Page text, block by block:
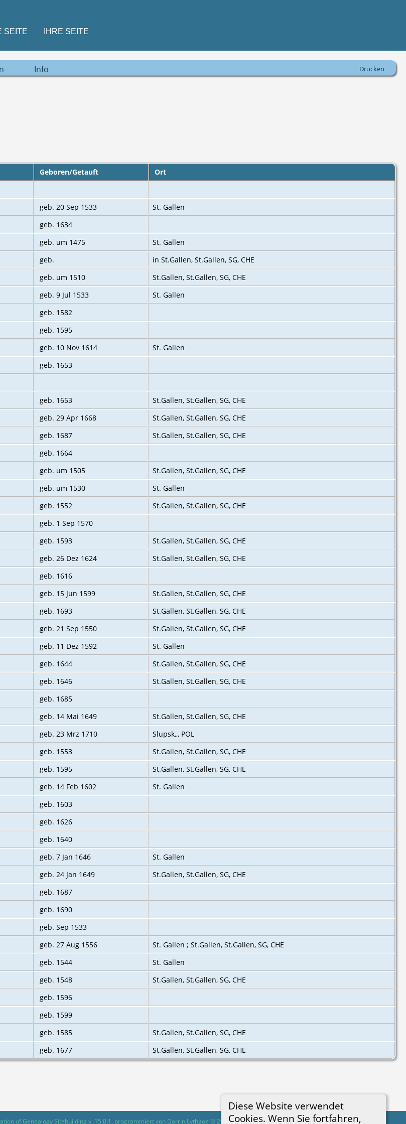
SEITE IHRE SEITE
Info Drucken
Diese Website verwendet
Cookies. Wenn Sie fortfahren,
Geboren/Getauft
Ort
geb. 20 Sep 1533
St. Gallen
geb. 1634
geb. um 1475
St. Gallen
geb.
in St.Gallen, St.Gallen, SG, CHE
geb. um 1510
St.Gallen, St.Gallen, SG, CHE
geb. 9 Jul 1533
St. Gallen
geb. 1582
geb. 1595
geb. 10 Nov 1614
St. Gallen
geb. 1653
geb. 1653
St.Gallen, St.Gallen, SG, CHE
geb. 29 Apr 1668
St.Gallen, St.Gallen, SG, CHE
geb. 1687
St.Gallen, St.Gallen, SG, CHE
geb. 1664
geb. um 1505
St.Gallen, St.Gallen, SG, CHE
geb. um 1530
St. Gallen
geb. 1552
St.Gallen, St.Gallen, SG, CHE‎
geb. 1 Sep 1570
geb. 1593
St.Gallen, St.Gallen, SG, CHE
geb. 26 Dez 1624
St.Gallen, St.Gallen, SG, CHE
geb. 1616
geb. 15 Jun 1599
St.Gallen, St.Gallen, SG, CHE
geb. 1693
St.Gallen, St.Gallen, SG, CHE
geb. 21 Sep 1550
St.Gallen, St.Gallen, SG, CHE
geb. 11 Dez 1592
St. Gallen
geb. 1644
St.Gallen, St.Gallen, SG, CHE
geb. 1646
St.Gallen, St.Gallen, SG, CHE
geb. 1685
geb. 14 Mai 1649
St.Gallen, St.Gallen, SG, CHE
geb. 23 Mrz 1710
Slupsk,,, POL
geb. 1553
St.Gallen, St.Gallen, SG, CHE‎
geb. 1595
St.Gallen, St.Gallen, SG, CHE
geb. 14 Feb 1602
St. Gallen
geb. 1603
geb. 1626
geb. 1640
geb. 7 Jan 1646
St‌. Gallen
geb. 24 Jan 1649
St.Gallen, St.Gallen, SG, CHE
geb. 1687
geb. 1690
geb. Sep 1533
geb. 27 Aug 1556
St. Gallen ; St.Gallen, St.Gallen, SG, CHE
geb. 1544
St. Gallen
geb. 1548
St.Gallen, St.Gallen, SG, CHE
geb. 1596
geb. 1599
geb. 1585
St.Gallen, St.Gallen, SG, CHE
geb. 1677 St.Gallen, St.Gallen, SG, CHE
of Genealogy Sitebuilding v. 15.0.1, programmiert von Darrin Lythgoe © 2001-2026.